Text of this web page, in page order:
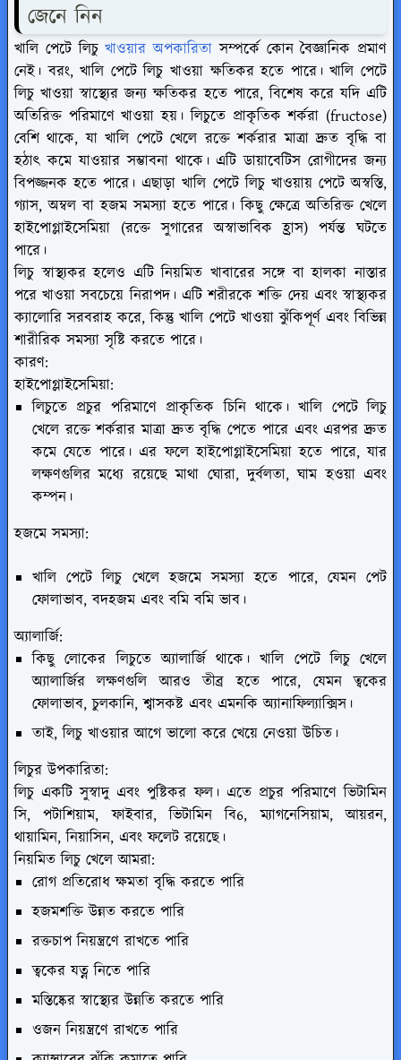
জেনে নিন
খালি পেটে লিচুখাওয়ার অপকারিতা সম্পর্কে কোন বৈজ্ঞানিক প্রমাণ
নেই। বরং, খালি পেটে লিচু খাওয়া ক্ষতিকর হতে পারে। খালি পেটে
লিচু খাওয়া স্বাস্থ্যের জন্য ক্ষতিকর হতে পারে, বিশেষ করে যদি এটি
অতিরিক্ত পরিমাণে খাওয়া হয়। লিচুতে প্রাকৃতিক শর্করা (fructose)
বেশি থাকে, যা খালি পেটে খেলে রক্তে শর্করার মাত্রা দ্রুত বৃদ্ধি বা
হঠাৎ কমে যাওয়ার সম্ভাবনা থাকে। এটি ডায়াবেটিস রোগীদের জন্য
বিপজ্জনক হতে পারে। এছাড়া খালি পেটে লিচু খাওয়ায় পেটে অস্বস্তি,
গ্যাস, অম্বল বা হজম সমস্যা হতে পারে। কিছু ক্ষেত্রে অতিরিক্ত খেলে
হাইপোগ্লাইসেমিয়া (রক্তে সুগারের অস্বাভাবিক হ্রাস) পর্যন্ত ঘটতে
পারে।
লিচু স্বাস্থ্যকর হলেও এটি নিয়মিত খাবারের সঙ্গে বা হালকা নাস্তার
পরে খাওয়া সবচেয়ে নিরাপদ। এটি শরীরকে শক্তি দেয় এবং স্বাস্থ্যকর
ক্যালোরি সরবরাহ করে, কিন্তু খালি পেটে খাওয়া ঝুঁকিপূর্ণ এবং বিভিন্ন
শারীরিক সমস্যা সৃষ্টি করতে পারে।
কারণ:
হাইপোগ্লাইসেমিয়া:
লিচুতে প্রচুর পরিমাণে প্রাকৃতিক চিনি থাকে। খালি পেটে লিচু
খেলে রক্তে শর্করার মাত্রা দ্রুত বৃদ্ধি পেতে পারে এবং এরপর দ্রুত
কমে যেতে পারে। এর ফলে হাইপোগ্লাইসেমিয়া হতে পারে, যার
লক্ষণগুলির মধ্যে রয়েছে মাথা ঘোরা, দুর্বলতা, ঘাম হওয়া এবং
কম্পন।
হজমে সমস্যা:
খালি পেটে লিচু খেলে হজমে সমস্যা হতে পারে, যেমন পেট
ফোলাভাব, বদহজম এবং বমি বমি ভাব।
অ্যালার্জি:
কিছু লোকের লিচুতে অ্যালার্জি থাকে। খালি পেটে লিচু খেলে
অ্যালার্জির লক্ষণগুলি আরও তীব্র হতে পারে, যেমন ত্বকের
ফোলাভাব, চুলকানি, শ্বাসকষ্ট এবং এমনকি অ্যানাফিল্যাক্সিস।
তাই, লিচু খাওয়ার আগে ভালো করে খেয়ে নেওয়া উচিত।
লিচুর উপকারিতা:
লিচু একটি সুস্বাদু এবং পুষ্টিকর ফল। এতে প্রচুর পরিমাণে ভিটামিন
সি, পটাশিয়াম, ফাইবার, ভিটামিন বি6, ম্যাগনেসিয়াম, আয়রন,
থায়ামিন, নিয়াসিন, এবং ফলেট রয়েছে।
নিয়মিত লিচু খেলে আমরা:
রোগ প্রতিরোধ ক্ষমতা বৃদ্ধি করতে পারি
হজমশক্তি উন্নত করতে পারি
রক্তচাপ নিয়ন্ত্রণে রাখতে পারি
ত্বকের যত্ন নিতে পারি
মস্তিষ্কের স্বাস্থ্যের উন্নতি করতে পারি
ওজন নিয়ন্ত্রণে রাখতে পারি